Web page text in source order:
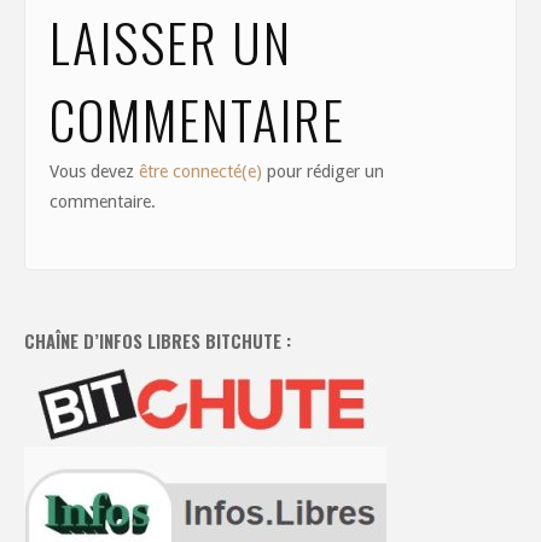
LAISSER UN
COMMENTAIRE
Vous devezêtre connecté(e) pour rédiger un
commentaire.
CHAÎNE D’INFOS LIBRES BITCHUTE :